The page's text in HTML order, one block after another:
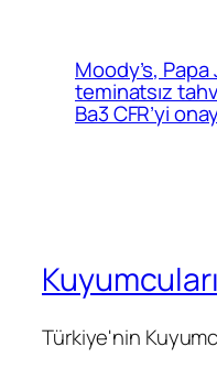
Moody’s, Papa
teminatsız
Ba3 CFR’yi
Türkiye'nin